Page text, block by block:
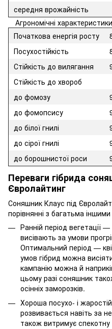
середня врожайність
Агрономічні характеристики
Початкова енергія росту
Посухостійкість
Стійкість до вилягання
Стійкість до хвороб
до фомозу
до фомопсису
до білої гнилі
до сірої гнилі
до борошнистої роси
Переваги гібрида
Євролайтинг
Соняшник Клаус під
порівнянні з багатьма
Ранній період вегетації
висівають за умови
Оптимальний період —
умов гібрид можна
кампанію можна й
цьому разі соняшник
осінніх заморозків.
Хороша посухо- і
розвивається навіть за
також витримує спекотну